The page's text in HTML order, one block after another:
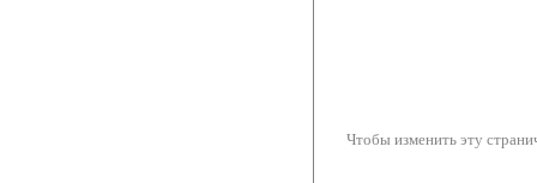
Чтобы изменить эту